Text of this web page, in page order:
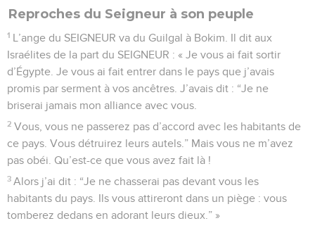
Reproches du Seigneur à son peuple
1 L’ange du SEIGNEUR va du Guilgal à Bokim. Il dit aux
Israélites de la part du SEIGNEUR : « Je vous ai fait sortir
d’Égypte. Je vous ai fait entrer dans le pays que j’avais
promis par serment à vos ancêtres. J’avais dit : “Je ne
briserai jamais mon alliance avec vous.
2 Vous, vous ne passerez pas d’accord avec les habitants de
ce pays. Vous détruirez leurs autels.” Mais vous ne m’avez
pas obéi. Qu’est-ce que vous avez fait là !
3 Alors j’ai dit : “Je ne chasserai pas devant vous les
habitants du pays. Ils vous attireront dans un piège : vous
tomberez dedans en adorant leurs dieux.” »